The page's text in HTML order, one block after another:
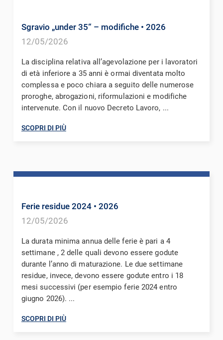
Sgravio „under 35“ – modifiche • 2026
12/05/2026
La disciplina relativa all’agevolazione per i lavoratori
di età inferiore a 35 anni è ormai diventata molto
complessa e poco chiara a seguito delle numerose
proroghe, abrogazioni, riformulazioni e modifiche
intervenute. Con il nuovo Decreto Lavoro, ...
SCOPRI DI PIÙ
Ferie residue 2024 • 2026
12/05/2026
La durata minima annua delle ferie è pari a 4
settimane , 2 delle quali devono essere godute
durante l’anno di maturazione. Le due settimane
residue, invece, devono essere godute entro i 18
mesi successivi (per esempio ferie 2024 entro
giugno 2026). ...
SCOPRI DI PIÙ